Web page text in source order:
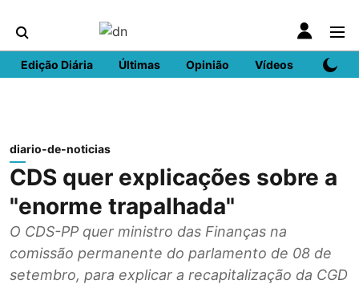
Edição Diária Últimas Opinião Vídeos DN
diario-de-noticias
CDS quer explicações sobre a
"enorme trapalhada"
O CDS-PP quer ministro das Finanças na
comissão permanente do parlamento de 08 de
setembro, para explicar a recapitalização da CGD